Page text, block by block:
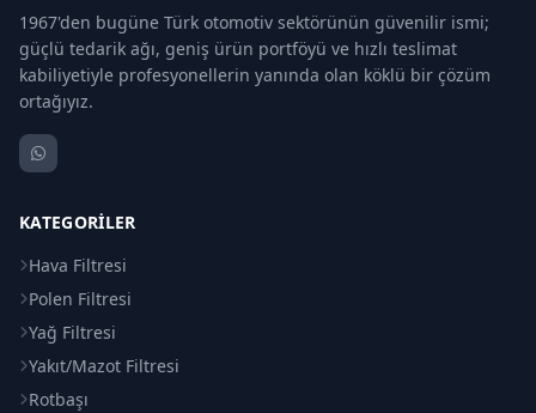
1967'den bugüne Türk otomotiv sektörünün güvenilir ismi;
güçlü tedarik ağı, geniş ürün portföyü ve hızlı teslimat
kabiliyetiyle profesyonellerin yanında olan köklü bir çözüm
ortağıyız.
KATEGORILER
Hava Filtresi
Polen Filtresi
Yağ Filtresi
Yakıt/Mazot Filtresi
Rotbaşı